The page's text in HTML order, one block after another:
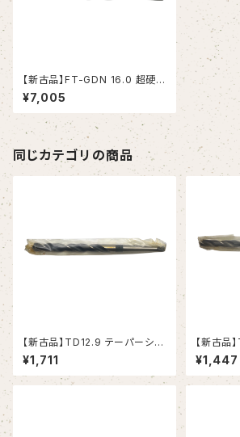
【新古品】FT-GDN 16.0 超硬ド
リル (OSG)
¥7,005
同じカテゴリの商品
【新古品】TD12.9 テーパーシャ
¥1,711
【新古品】
¥1,447